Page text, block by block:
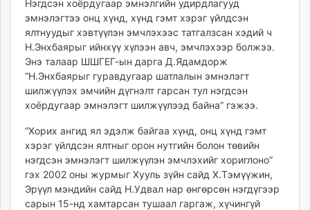
mnb.mn
Livetv.mn
Eguur.mn
24tsag.mn
shuud.mn
eagle.mn
zarig.mn
today.mn
zuv.mn
mminfo.mn
ugluu.mn
Нэгдсэн хоёрдугаар эмнэлгийн удирдлагууд
эмнэлэгтээ онц хүнд, хүнд гэмт хэрэг үйлдсэн
ялтнуудыг хэвтүүлэн эмчлэхээс татгалзсан хэдий ч
Н.Энхбаярыг ийнхүү хүлээн авч, эмчлэхээр болжээ.
Энэ талаар ШШГЕГ-ын дарга Д.Ядамдорж
“Н.Энхбаярыг гуравдугаар шатлалын эмнэлэгт
шилжүүлэх эмчийн дүгнэлт гарсан тул нэгдсэн
хоёрдугаар эмнэлэгт шилжүүлээд байна” гэжээ.
“Хорих ангид ял эдэлж байгаа хүнд, онц хүнд гэмт
хэрэг үйлдсэн ялтныг орон нутгийн болон төвийн
нэгдсэн эмнэлэгт шилжүүлэн эмчлэхийг хориглоно”
гэх 2002 оны журмыг Хууль зүйн сайд Х.Тэмүүжин,
Эрүүл мэндийн сайд Н.Удвал нар өнгөрсөн нэгдүгээр
сарын 15-нд хамтарсан тушаал гаргаж, хүчингүй